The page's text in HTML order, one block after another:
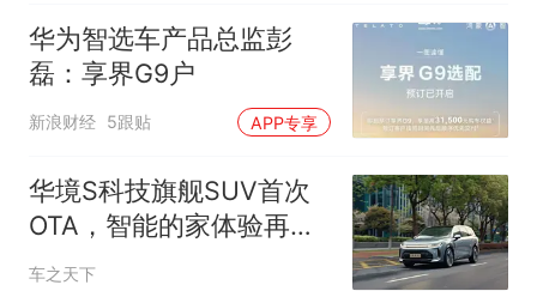
华为智选车产品总监彭
磊：享界G9户
新浪财经 5跟贴 APP专享
华境S科技旗舰SUV首次
OTA，智能的家体验再次
进化
车之天下